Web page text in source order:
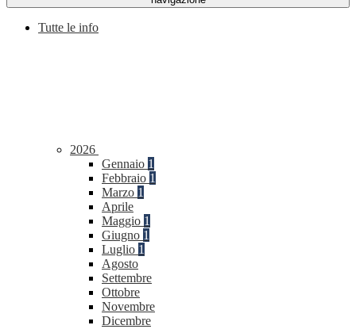
Tutte le info
2026
Gennaio 1
Febbraio 1
Marzo 1
Aprile
Maggio 1
Giugno 1
Luglio 1
Agosto
Settembre
Ottobre
Novembre
Dicembre